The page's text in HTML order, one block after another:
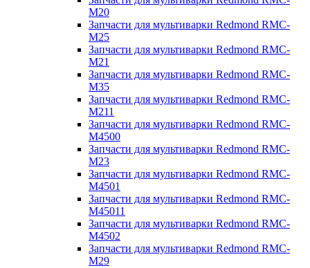
M20
Запчасти для мультиварки Redmond RMC-
M25
Запчасти для мультиварки Redmond RMC-
M21
Запчасти для мультиварки Redmond RMC-
M35
Запчасти для мультиварки Redmond RMC-
M211
Запчасти для мультиварки Redmond RMC-
M4500
Запчасти для мультиварки Redmond RMC-
M23
Запчасти для мультиварки Redmond RMC-
M4501
Запчасти для мультиварки Redmond RMC-
M45011
Запчасти для мультиварки Redmond RMC-
M4502
Запчасти для мультиварки Redmond RMC-
M29